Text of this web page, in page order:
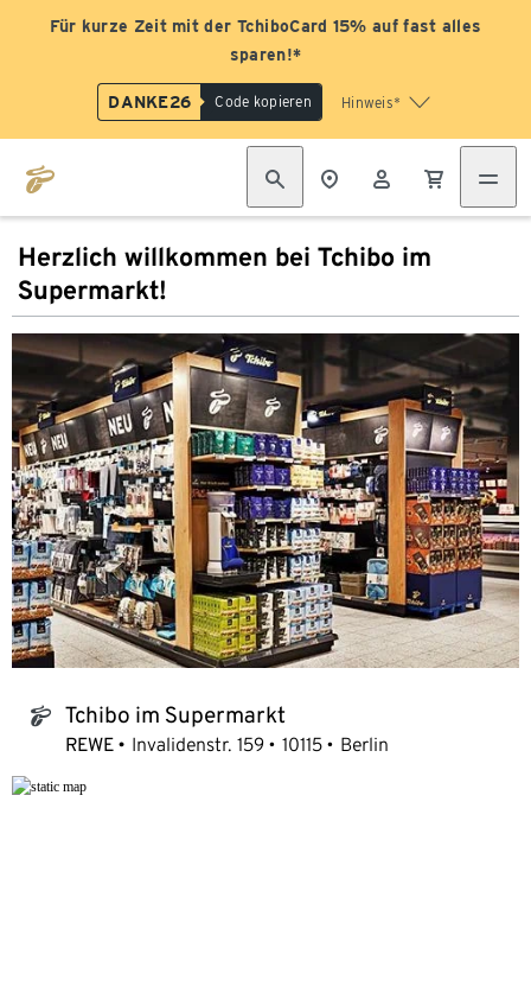
Für kurze Zeit mit der TchiboCard 15% auf fast alles
sparen!*
DANKE26 Code kopieren Hinweis*
Herzlich willkommen bei Tchibo im
Supermarkt!
tchibo_logo Tchibo im Supermarkt
REWE Invalidenstr. 159 10115 Berlin